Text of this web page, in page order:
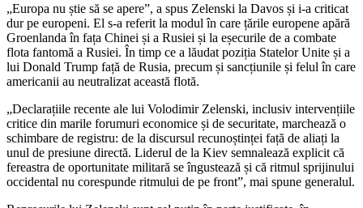
„Europa nu știe să se apere”, a spus Zelenski la Davos și i-a criticat
dur pe europeni. El s-a referit la modul în care țările europene apără
Groenlanda în fața Chinei și a Rusiei și la eșecurile de a combate
flota fantomă a Rusiei. În timp ce a lăudat poziția Statelor Unite și a
lui Donald Trump față de Rusia, precum și sancțiunile și felul în care
americanii au neutralizat această flotă.
„Declarațiile recente ale lui Volodimir Zelenski, inclusiv intervențiile
critice din marile forumuri economice și de securitate, marchează o
schimbare de registru: de la discursul recunoștinței față de aliați la
unul de presiune directă. Liderul de la Kiev semnalează explicit că
fereastra de oportunitate militară se îngustează și că ritmul sprijinului
occidental nu corespunde ritmului de pe front”, mai spune generalul.